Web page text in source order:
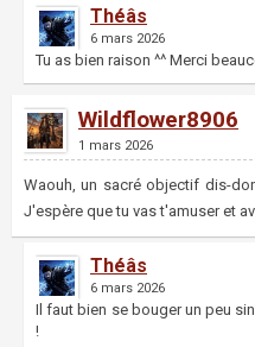
Théâs
6 mars 2026
Tu as bien raison ^^ Merci
Wildflower8906
1 mars 2026
Waouh, un sacré objectif dis-
J'espère que tu vas t'amuser et
Théâs
6 mars 2026
Il faut bien se bouger un peu
!